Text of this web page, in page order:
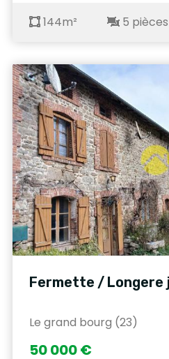
144m² 5 pièces
Fermette / Longere
Le grand bourg (23)
50 000 €